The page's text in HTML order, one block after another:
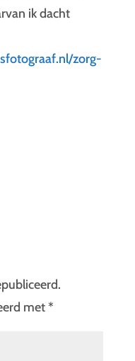
ik dacht
zorg-
met*